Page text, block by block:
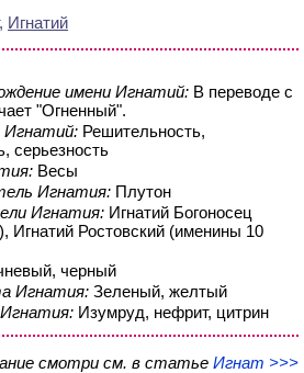
, Игнатий
имени Игнатий: В переводе с
"Огненный".
Игнатий: Решительность,
серьезность
Весы
Игнатия: Плутон
Игнатия: Игнатий Богоносец
Игнатий Ростовский (именины 10
черный
Игнатия: Зеленый, желтый
Изумруд, нефрит, цитрин
смотри см. в статье Игнат >>>